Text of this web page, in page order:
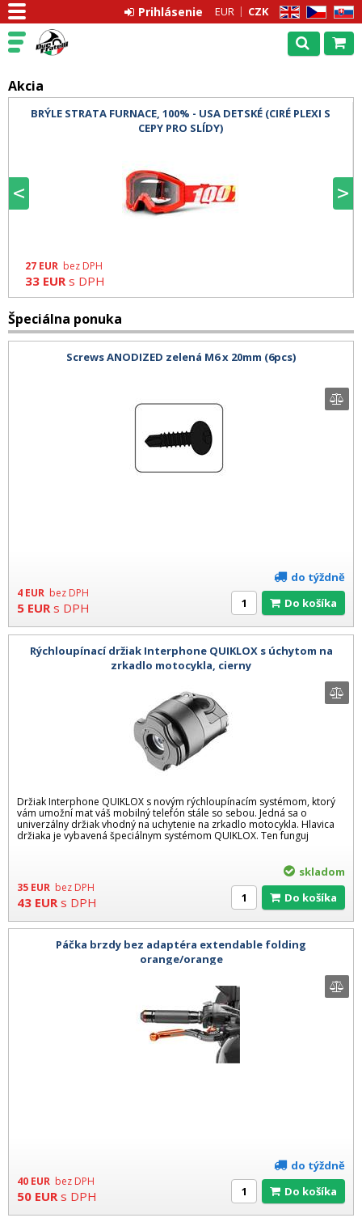
EN CZ SK
EUR CZK
Prihlásenie
Akcia
BRÝLE STRATA FURNACE, 100% - USA DETSKÉ (CIRÉ PLEXI S
CEPY PRO SLÍDY)
27 EUR bez DPH
33 EUR s DPH
Špeciálna ponuka
Screws ANODIZED zelená M6 x 20mm (6pcs)
4 EUR bez DPH
5 EURs DPH
do týždně
Do košíka
Rýchloupínací držiak Interphone QUIKLOX s úchytom na
zrkadlo motocykla, cierny
Držiak Interphone QUIKLOX s novým rýchloupínacím systémom, ktorý
vám umožní mat váš mobilný telefón stále so sebou. Jedná sa o
univerzálny držiak vhodný na uchytenie na zrkadlo motocykla. Hlavica
držiaka je vybavená špeciálnym systémom QUIKLOX. Ten funguj
35 EUR bez DPH
43 EUR s DPH
skladom
Do košíka
Páčka brzdy bez adaptéra extendable folding
orange/orange
40 EUR bez DPH
50 EUR s DPH
do týždně
Do košíka